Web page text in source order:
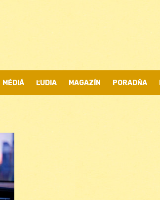
MÉDIÁ ĽUDIA MAGAZÍN PORADŇA